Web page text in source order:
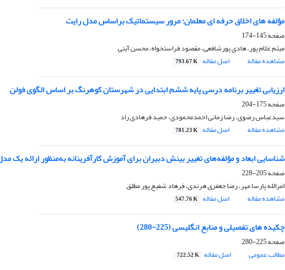
مؤلفه های اخلاق حرفه ای معلمان: مرور سیستماتیک براساس مدل رایت
صفحه145-174
میثم غلام پور، هادی پورشافعی، مقصود فراستخواه، محسن آیتی
مشاهده مقاله
اصل مقاله 793.67 K
ارزیابی تغییر برنامه درسی پایه ششم ابتدایی در شهرستان کوهرنگ بر اساس الگوی فولن
صفحه175-204
سیدعباس رضوی، رضا زمانی احمدمحمودی، حمید فرهادی راد
مشاهده مقاله
اصل مقاله 781.23 K
شناسایی ابعاد و مؤلفه‌های تغییر بینش دبیران برای آموزش کارآفرینانه به‌منظور ارائه یک
صفحه205-228
امرالله پارسا مهر، رضا جعفری هرندی، فرهاد شفیع پور مطلق
مشاهده مقاله
اصل مقاله 547.76 K
چکیده های تفصیلی و منابع انگلیسی (225-280)
صفحه225-280
مطالب عمومی
اصل مقاله 722.52 K